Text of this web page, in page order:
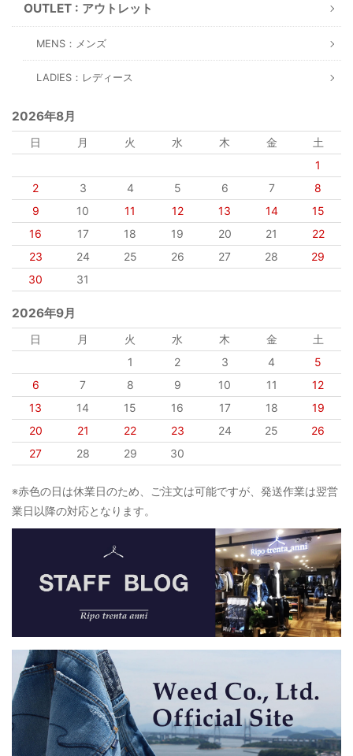
OUTLET : アウトレット
MENS：メンズ
LADIES：レディース
2026年8月
日 月 火 水 木 金
土
1
2
3 4 5 6 7
8
9
10 11 12 13 14
15
16
17 18 19 20 21
22
23
24 25 26 27 28
29
30
31
2026年9月
日 月 火 水 木 金
土
1
2 3 4
5
6
7 8 9 10 11
12
13
14 15 16 17 18
19
20
21 22 23 24 25
26
27
28 29 30
※赤色の日は休業日のため、ご注文は可能ですが、発送作業は翌営
業日以降の対応となります。